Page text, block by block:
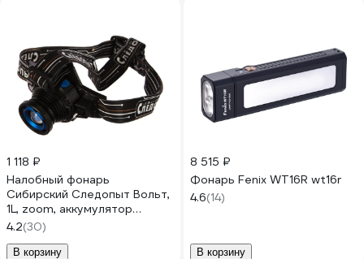
1 118 ₽
Налобный фонарь
Сибирский Следопыт Вольт,
1L, zoom, аккумулятор
220В+12В, 500 лм, 120 PF-
PFL-HL24
4.2(30)
В корзину
8 515 ₽
Фонарь Fenix WT16R wt16r
4.6(14)
В корзину